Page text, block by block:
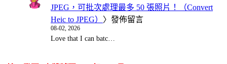
JPEG，可批次處理最多 50 張照片！（Convert
Heic to JPEG） 〉發佈留言
08-02, 2026
Love that I can batc…